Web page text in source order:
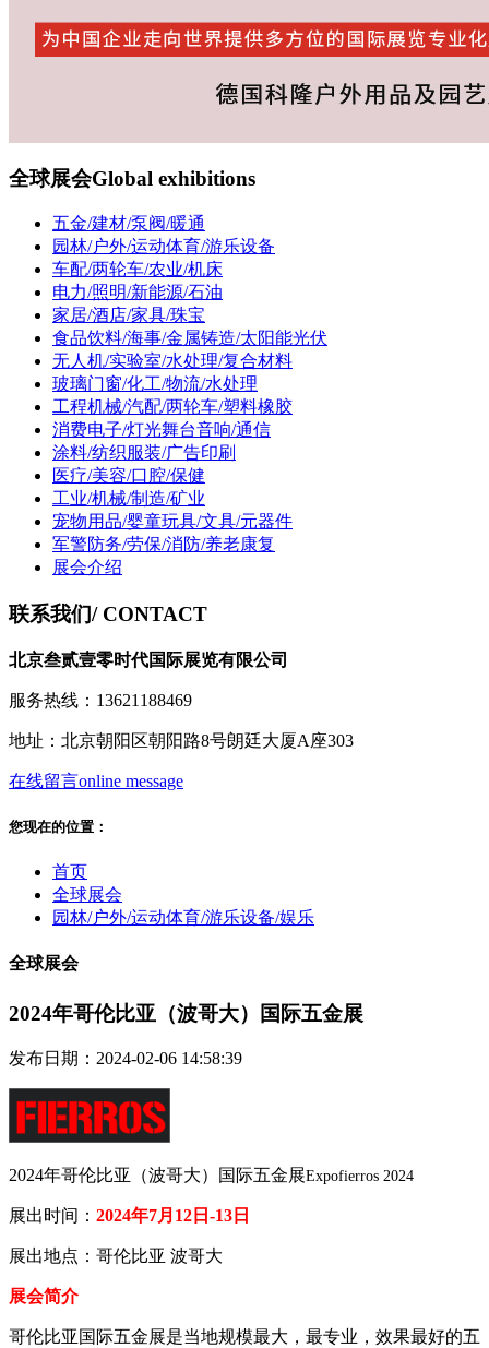
全球展会Global exhibitions
五金/建材/泵阀/暖通
园林/户外/运动体育/游乐设备
车配/两轮车/农业/机床
电力/照明/新能源/石油
家居/酒店/家具/珠宝
食品饮料/海事/金属铸造/太阳能光伏
无人机/实验室/水处理/复合材料
玻璃门窗/化工/物流/水处理
工程机械/汽配/两轮车/塑料橡胶
消费电子/灯光舞台音响/通信
涂料/纺织服装/广告印刷
医疗/美容/口腔/保健
工业/机械/制造/矿业
宠物用品/婴童玩具/文具/元器件
军警防务/劳保/消防/养老康复
展会介绍
联系我们/ CONTACT
北京叁贰壹零时代国际展览有限公司
服务热线：13621188469
地址：北京朝阳区朝阳路8号朗廷大厦A座303
在线留言online message
您现在的位置：
首页
全球展会
园林/户外/运动体育/游乐设备/娱乐
全球展会
2024年哥伦比亚（波哥大）国际五金展
发布日期：2024-02-06 14:58:39
2024年哥伦比亚（波哥大）国际五金展Expofierros 2024
展出时间： 2024年7月12日-13日
展出地点：哥伦比亚 波哥大
展会简介
哥伦比亚国际五金展是当地规模最大，最专业，效果最好的五